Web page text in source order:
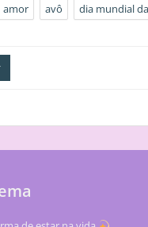
amor avô dia mundial